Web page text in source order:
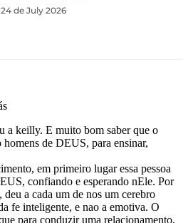
24 de July 2026